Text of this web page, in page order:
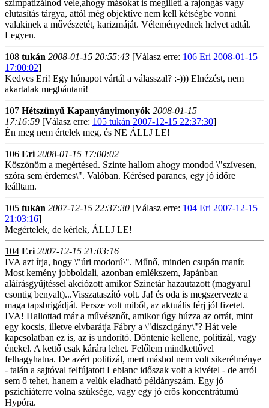
szimpatizálnod vele,ahogy másokat is megilleti a rajongás vagy
elutasítás tárgya, attól még objektíve nem kell kétségbe vonni
valakinek a művészetét, karizmáját. Véleményednek helyet adtál.
Legyen.
108 tukán 2008-01-15 20:55:43 [Válasz erre: 106 Eri 2008-01-15
17:00:02]
Kedves Eri! Egy hónapot vártál a válasszal? :-))) Elnézést, nem
akartalak megbántani!
107 Hétszünyű Kapanyányimonyók 2008-01-15
17:16:59 [Válasz erre: 105 tukán 2007-12-15 22:37:30]
Én meg nem értelek meg, és NE ÁLLJ LE!
106 Eri 2008-01-15 17:00:02
Köszönöm a megértésed. Szinte hallom ahogy mondod \"szívesen,
szóra sem érdemes\". Valóban. Kérésed parancs, egy jó időre
leálltam.
105 tukán 2007-12-15 22:37:30 [Válasz erre: 104 Eri 2007-12-15
21:03:16]
Megértelek, de kérlek, ÁLLJ LE!
104 Eri 2007-12-15 21:03:16
IVA azt írja, hogy \"úri modorú\". Műnő, minden csupán manír.
Most kemény jobboldali, azonban emlékszem, Japánban
aláírásgyűjtéssel akciózott amikor Szinetár hazautazott (magyarul
csontig benyalt)...Visszataszító volt. Ja! és oda is megszervezte a
maga tapsbrigádját. Persze volt miből, az aktuális férj jól fizetet.
IVA! Hallottad már a művésznőt, amikor úgy húzza az orrát, mint
egy kocsis, illetve elvbarátja Fábry a \"diszcigány\"? Hát vele
kapcsolatban ez is, az is undorító. Döntenie kellene, politizál, vagy
énekel. A kettő csak kárára lehet. Felőlem mindkettővel
felhagyhatna. De azért politizál, mert máshol nem volt sikerélménye
- talán a sajtóval felfújatott Leblanc időszak volt a kivétel - de arról
sem ő tehet, hanem a velük eladható példányszám. Egy jó
pszichiáterre volna szüksége, vagy egy jó erős koncentrátumú
Hypóra.